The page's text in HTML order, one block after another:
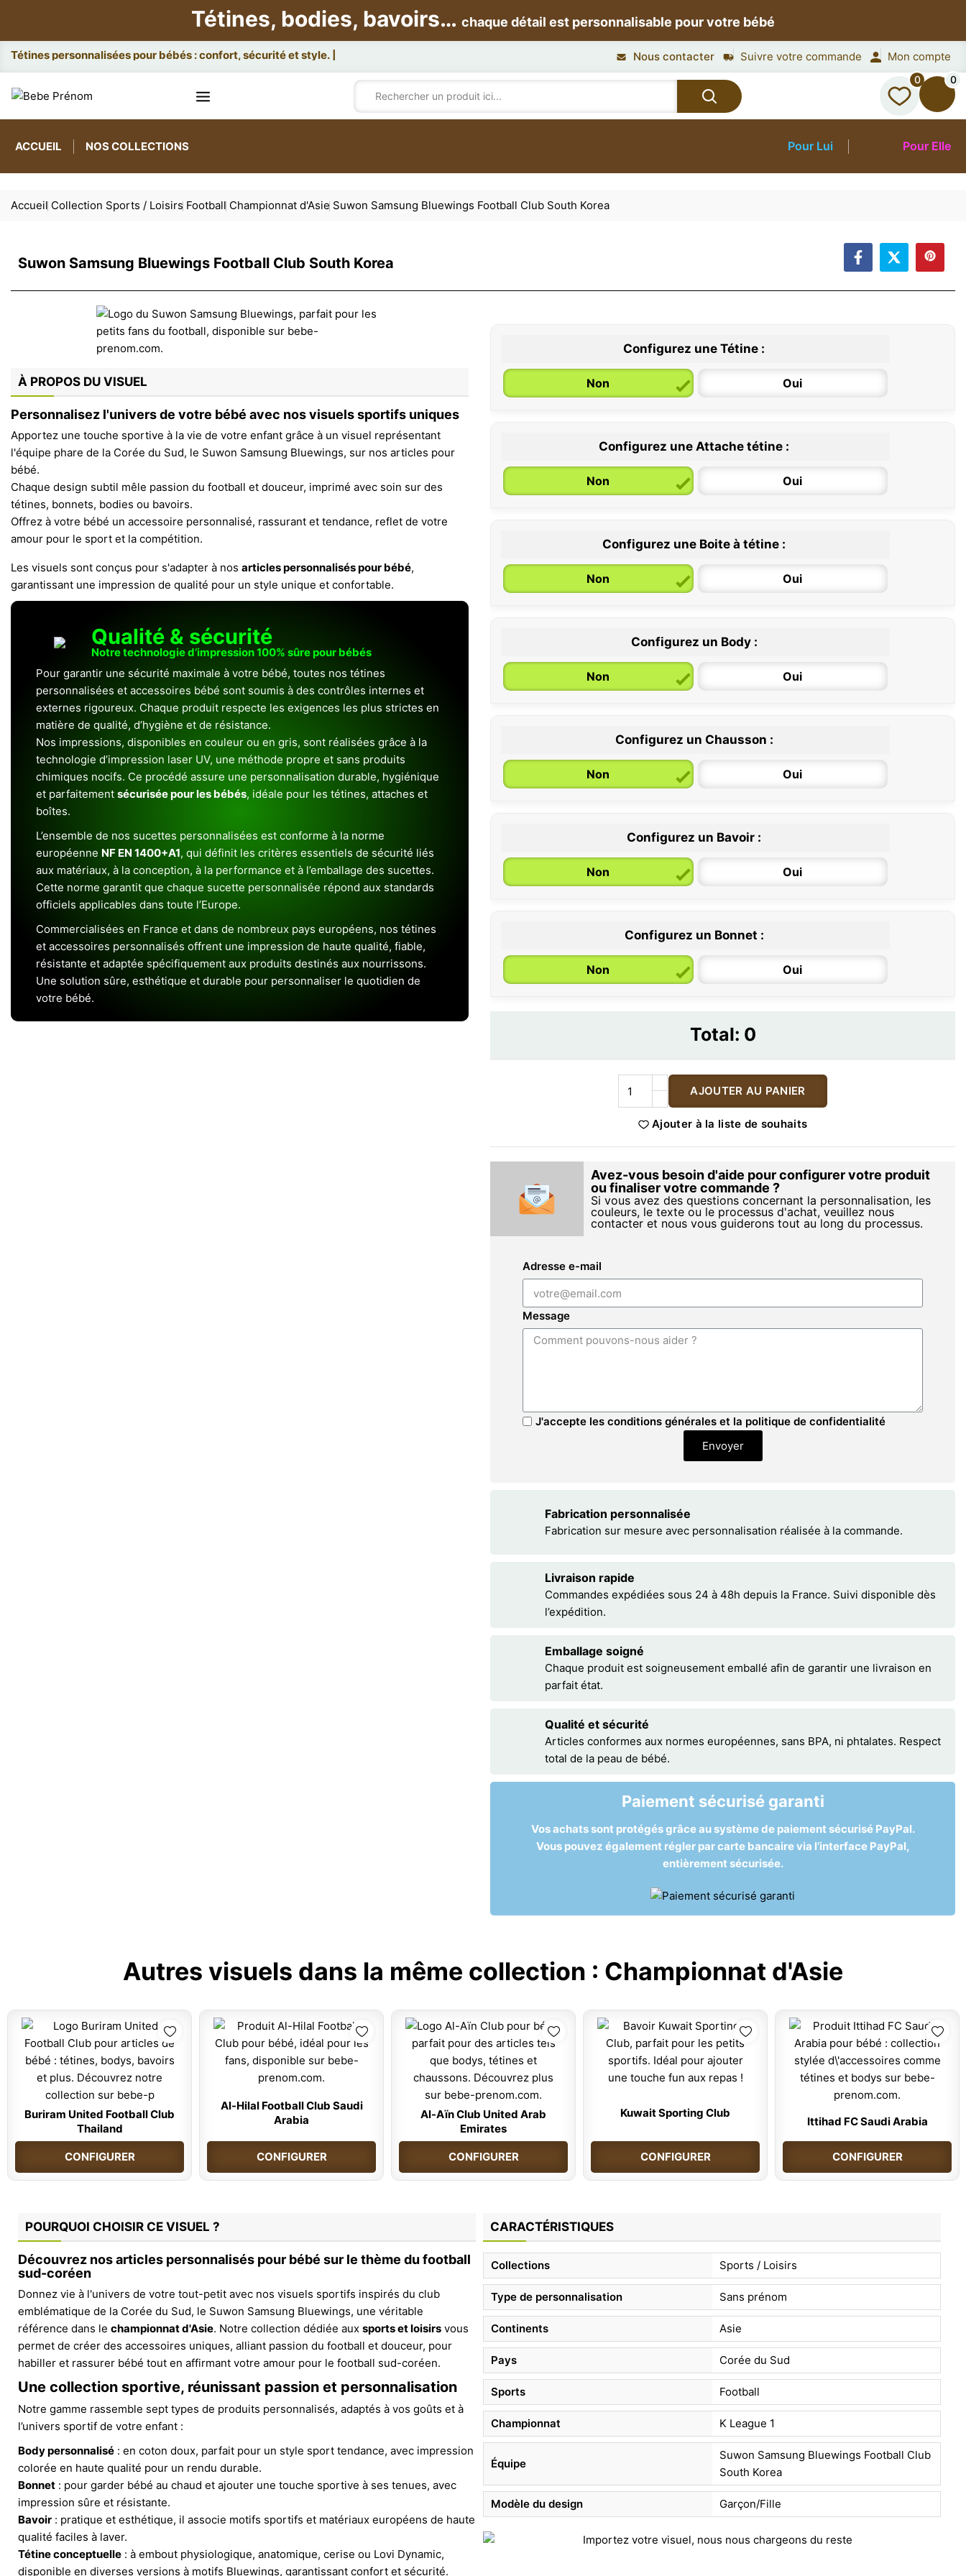
Tétines, bodies, bavoirs… chaque détail est personnalisable pour votre bébé
Attaches e Nous contacter Suivre votre commande Mon compte
0 0
ACCUEIL NOS COLLECTIONS Pour Lui Pour Elle
Accueil Collection Sports / Loisirs Football Championnat d'Asie Suwon Samsung Bluewings Football Club South Korea
Suwon Samsung Bluewings Football Club South Korea
À PROPOS DU VISUEL
Personnalisez l'univers de votre bébé avec nos visuels sportifs uniques
Apportez une touche sportive à la vie de votre enfant grâce à un visuel représentant
l'équipe phare de la Corée du Sud, le Suwon Samsung Bluewings, sur nos articles pour
bébé.
Chaque design subtil mêle passion du football et douceur, imprimé avec soin sur des
tétines, bonnets, bodies ou bavoirs.
Offrez à votre bébé un accessoire personnalisé, rassurant et tendance, reflet de votre
amour pour le sport et la compétition.
Les visuels sont conçus pour s'adapter à nos articles personnalisés pour bébé,
garantissant une impression de qualité pour un style unique et confortable.
Qualité & sécurité
Notre technologie d’impression 100% sûre pour bébés
Pour garantir une sécurité maximale à votre bébé, toutes nos tétines
personnalisées et accessoires bébé sont soumis à des contrôles internes et
externes rigoureux. Chaque produit respecte les exigences les plus strictes en
matière de qualité, d’hygiène et de résistance.
Nos impressions, disponibles en couleur ou en gris, sont réalisées grâce à la
technologie d’impression laser UV, une méthode propre et sans produits
chimiques nocifs. Ce procédé assure une personnalisation durable, hygiénique
et parfaitement sécurisée pour les bébés, idéale pour les tétines, attaches et
boîtes.
L’ensemble de nos sucettes personnalisées est conforme à la norme
européenne NF EN 1400+A1, qui définit les critères essentiels de sécurité liés
aux matériaux, à la conception, à la performance et à l’emballage des sucettes.
Cette norme garantit que chaque sucette personnalisée répond aux standards
officiels applicables dans toute l’Europe.
Commercialisées en France et dans de nombreux pays européens, nos tétines
et accessoires personnalisés offrent une impression de haute qualité, fiable,
résistante et adaptée spécifiquement aux produits destinés aux nourrissons.
Une solution sûre, esthétique et durable pour personnaliser le quotidien de
votre bébé.
Configurez une Tétine :
Non Oui
0 / 6 mois
Configurez une Attache tétine :
Non Oui
Configurez une Boite à tétine :
Non Oui
Configurez un Body :
Non Oui
6 / 12 mois
Configurez un Chausson :
Non Oui
Configurez un Bavoir :
Non Oui
Configurez un Bonnet :
Non Oui
Total: 0
AJOUTER AU PANIER
Ajouter à la liste de souhaits
Avez-vous besoin d'aide pour configurer votre produit
ou finaliser votre commande ?
Si vous avez des questions concernant la personnalisation, les
couleurs, le texte ou le processus d'achat, veuillez nous
contacter et nous vous guiderons tout au long du processus.
Adresse e-mail
Message
J'accepte les conditions générales et la politique de confidentialité
Envoyer
Fabrication personnalisée
Fabrication sur mesure avec personnalisation réalisée à la commande.
Livraison rapide
Commandes expédiées sous 24 à 48h depuis la France. Suivi disponible dès
l’expédition.
Emballage soigné
Chaque produit est soigneusement emballé afin de garantir une livraison en
parfait état.
Qualité et sécurité
Articles conformes aux normes européennes, sans BPA, ni phtalates. Respect
total de la peau de bébé.
Paiement sécurisé garanti
Vos achats sont protégés grâce au système de paiement sécurisé PayPal.
Vous pouvez également régler par carte bancaire via l’interface PayPal,
entièrement sécurisée.
Autres visuels dans la même collection : Championnat d'Asie
Buriram United Football Club
Thailand
CONFIGURER
Al-Hilal Football Club Saudi
Arabia
CONFIGURER
Al-Aïn Club United Arab
Emirates
CONFIGURER
Kuwait Sporting Club
CONFIGURER
Ittihad FC Saudi Arabia
CONFIGURER
POURQUOI CHOISIR CE VISUEL ?
Découvrez nos articles personnalisés pour bébé sur le thème du football
sud-coréen
Donnez vie à l'univers de votre tout-petit avec nos visuels sportifs inspirés du club
emblématique de la Corée du Sud, le Suwon Samsung Bluewings, une véritable
référence dans le championnat d'Asie. Notre collection dédiée aux sports et loisirs vous
permet de créer des accessoires uniques, alliant passion du football et douceur, pour
habiller et rassurer bébé tout en affirmant votre amour pour le football sud-coréen.
Une collection sportive, réunissant passion et personnalisation
Notre gamme rassemble sept types de produits personnalisés, adaptés à vos goûts et à
l’univers sportif de votre enfant :
Body personnalisé : en coton doux, parfait pour un style sport tendance, avec impression
colorée en haute qualité pour un rendu durable.
Bonnet : pour garder bébé au chaud et ajouter une touche sportive à ses tenues, avec
impression sûre et résistante.
Bavoir : pratique et esthétique, il associe motifs sportifs et matériaux européens de haute
qualité faciles à laver.
Tétine conceptuelle : à embout physiologique, anatomique, cerise ou Lovi Dynamic,
disponible en diverses versions à motifs Bluewings, garantissant confort et sécurité.
CARACTÉRISTIQUES
Collections Sports / Loisirs
Type de personnalisation Sans prénom
Continents Asie
Pays Corée du Sud
Sports Football
Championnat K League 1
Équipe
Suwon Samsung Bluewings Football Club
South Korea
Modèle du design Garçon/Fille